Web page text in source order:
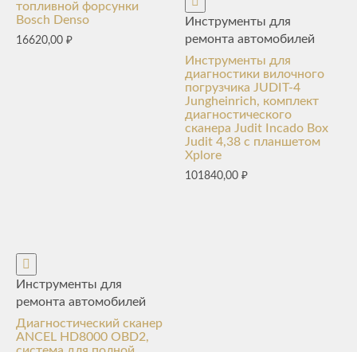
топливной форсунки
Bosch Denso
16620,00 ₽
Инструменты для
ремонта автомобилей
Инструменты для
диагностики вилочного
погрузчика JUDIT-4
Jungheinrich, комплект
диагностического
сканера Judit Incado Box
Judit 4,38 с планшетом
Xplore
101840,00₽
Инструменты для
ремонта автомобилей
Диагностический сканер
ANCEL HD8000 OBD2,